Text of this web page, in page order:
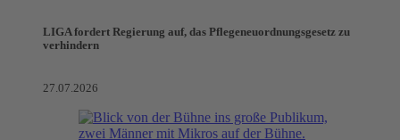
LIGA fordert Regierung auf, das Pflegeneuordnungsgesetz zu
verhindern
27.07.2026